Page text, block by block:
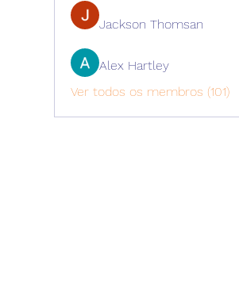
Jackson Thomsan
Alex Hartley
Ver todos os membros (101)